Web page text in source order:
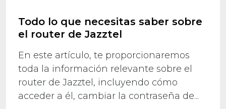
Todo lo que necesitas saber sobre
el router de Jazztel
En este artículo, te proporcionaremos
toda la información relevante sobre el
router de Jazztel, incluyendo cómo
acceder a él, cambiar la contraseña de...